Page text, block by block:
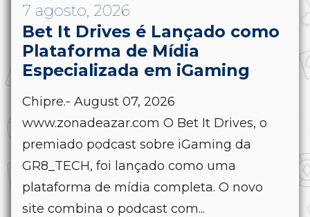
7 agosto, 2026
Bet It Drives é Lançado como
Plataforma de Mídia
Especializada em iGaming
Chipre.- August 07, 2026
www.zonadeazar.com O Bet It Drives, o
premiado podcast sobre iGaming da
GR8_TECH, foi lançado como uma
plataforma de mídia completa. O novo
site combina o podcast com...